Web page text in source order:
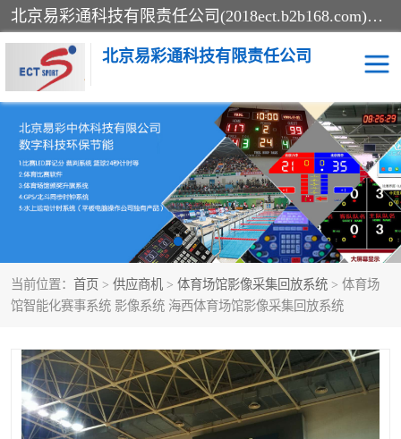
北京易彩通科技有限责任公司(2018ect.b2b168.com)主要提供陕西计时记分系统，全国统一热线：15611947915.北京易彩通科技有限责任公司有一支长期从事智能控制系统研发的高素质的队伍，具有嵌入式系统，视频系统、通信系统、网络系统，体育计时系统的知识和技能。强力打造体育比赛计时计分系统、智能升降旗系统、标准时钟系统、赛事编排及信息发布系统，为用户提供较新的，较廉价的，应用解决方案。
北京易彩通科技有限责任公司
当前位置： 首页 > 供应商机 > 体育场馆影像采集回放系统 > 体育场
馆智能化赛事系统 影像系统 海西体育场馆影像采集回放系统
记分系统 游泳计时系统
智能颁奖旗系统 GPS同步时钟系统
计时计分及成绩处理系统 计时记分系统
体育场馆影像采集回放系 游泳馆水下摄影采集救生